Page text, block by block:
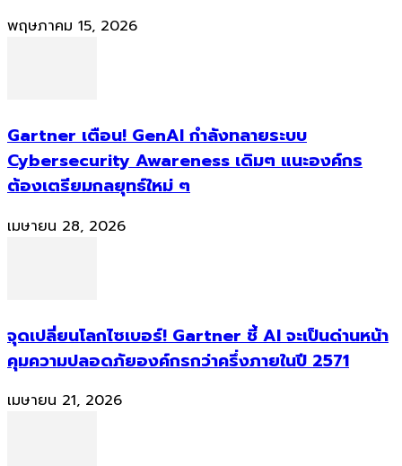
พฤษภาคม 15, 2026
Gartner เตือน! GenAI กำลังทลายระบบ
Cybersecurity Awareness เดิมๆ แนะองค์กร
ต้องเตรียมกลยุทธ์ใหม่ ๆ
เมษายน 28, 2026
จุดเปลี่ยนโลกไซเบอร์! Gartner ชี้ AI จะเป็นด่านหน้า
คุมความปลอดภัยองค์กรกว่าครึ่งภายในปี 2571
เมษายน 21, 2026